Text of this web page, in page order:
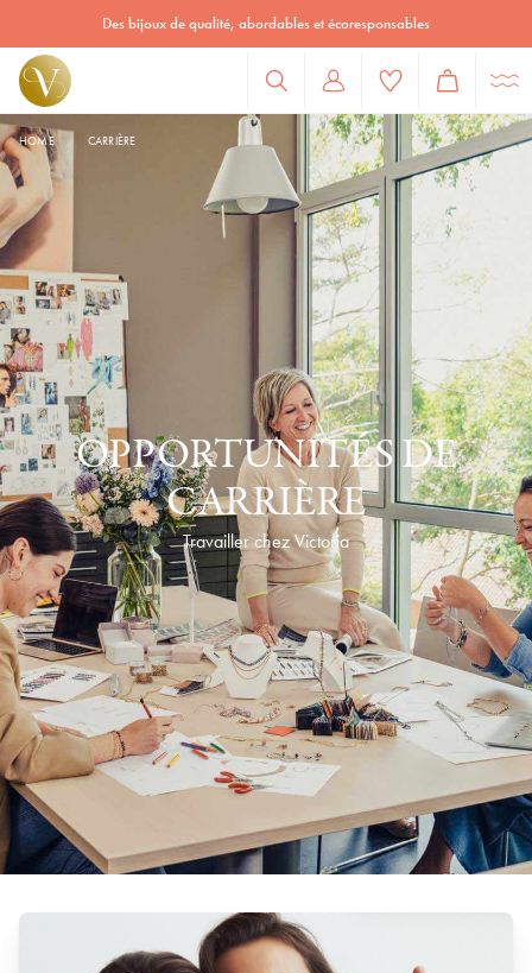
Des bijoux de qualité, abordables et écoresponsables
HOME CARRIÈRE
OPPORTUNITÉS DE
CARRIÈRE
Travailler chez Victoria